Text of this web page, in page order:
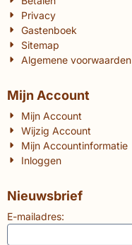
Privacy
Gastenboek
Sitemap
Algemene voorwaarden
Mijn Account
Mijn Account
Wijzig Account
Mijn Accountinformatie
Inloggen
Nieuwsbrief
E-mailadres: